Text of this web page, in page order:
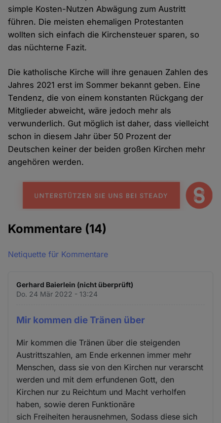
simple Kosten-Nutzen Abwägung zum Austritt
führen. Die meisten ehemaligen Protestanten
wollten sich einfach die Kirchensteuer sparen, so
das nüchterne Fazit.
Die katholische Kirche will ihre genauen Zahlen des
Jahres 2021 erst im Sommer bekannt geben. Eine
Tendenz, die von einem konstanten Rückgang der
Mitglieder abweicht, wäre jedoch mehr als
verwunderlich. Gut möglich ist daher, dass vielleicht
schon in diesem Jahr über 50 Prozent der
Deutschen keiner der beiden großen Kirchen mehr
angehören werden.
Kommentare (14)
Netiquette für Kommentare
Gerhard Baierlein (nicht überprüft)
Do. 24 Mär 2022 - 13:24
Mir kommen die Tränen über
Mir kommen die Tränen über die steigenden
Austrittszahlen, am Ende erkennen immer mehr
Menschen, dass sie von den Kirchen nur verarscht
werden und mit dem erfundenen Gott, den
Kirchen nur zu Reichtum und Macht verholfen
haben, sowie deren Funktionäre
sich Freiheiten herausnehmen, Sodass diese sich